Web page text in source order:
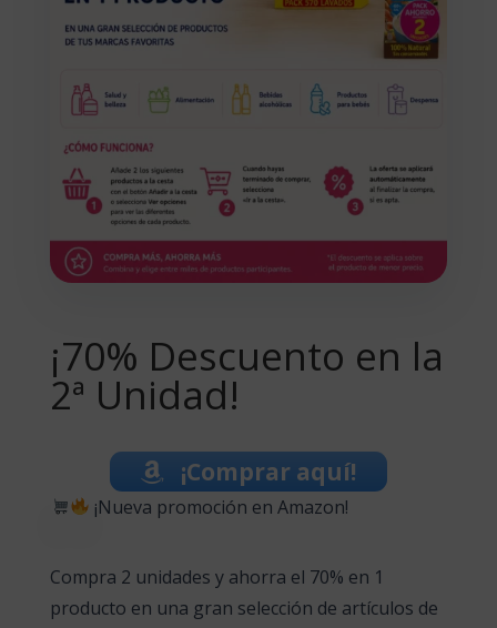
¡70% Descuento en la
2ª Unidad!
¡Comprar aquí!
¡Nueva promoción en Amazon!
Compra 2 unidades y ahorra el 70% en 1
producto en una gran selección de artículos de